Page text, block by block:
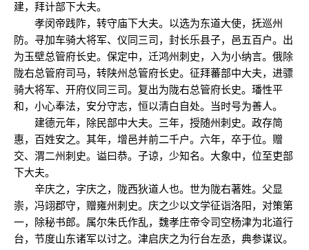
建，拜计部下大夫。
孝闵帝践阼，转守庙下大夫。以选为东道大使，抚巡州
防。寻加车骑大将军、仪同三司，封长乐县子，邑五百户。出
为玉壁总管府长史。保定中，迁鸿州刺史，入为小纳言。俄除
陇右总管府司马，转陕州总管府长史。征拜蕃部中大夫，进骠
骑大将军、开府仪同三司。复出为陇右总管府长史。璠性平
和，小心奉法，安分守志，恒以清白自处。当时号为善人。
建德元年，除民部中大夫。三年，授随州刺史。政存简
惠，百姓安之。其年，增邑并前二千户。六年，卒于位。赠
交、渭二州刺史。谥曰恭。子谅，少知名。大象中，位至吏部
下大夫。
辛庆之，字庆之，陇西狄道人也。世为陇右著姓。父显
崇，冯翊郡守，赠雍州刺史。庆之少以文学征诣洛阳，对策第
一，除秘书郎。属尔朱氏作乱，魏孝庄帝令司空杨津为北道行
台，节度山东诸军以讨之。津启庆之为行台左丞，典参谋议。